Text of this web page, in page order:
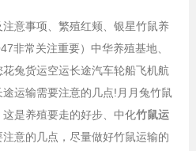
意事项、繁殖红颊、银星竹鼠养
非常关注重要） 中华养殖基地、
兔货运空运长途汽车轮船飞机航
运输需要注意的几点!月月兔竹鼠
是养殖要走的好步、中化竹鼠运
意的几点，尽量做好竹鼠运输的